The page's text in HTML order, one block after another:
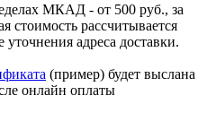
МКАД - от 500 руб., за
рассчитывается
адреса доставки.
(пример) будет выслана
онлайн оплаты